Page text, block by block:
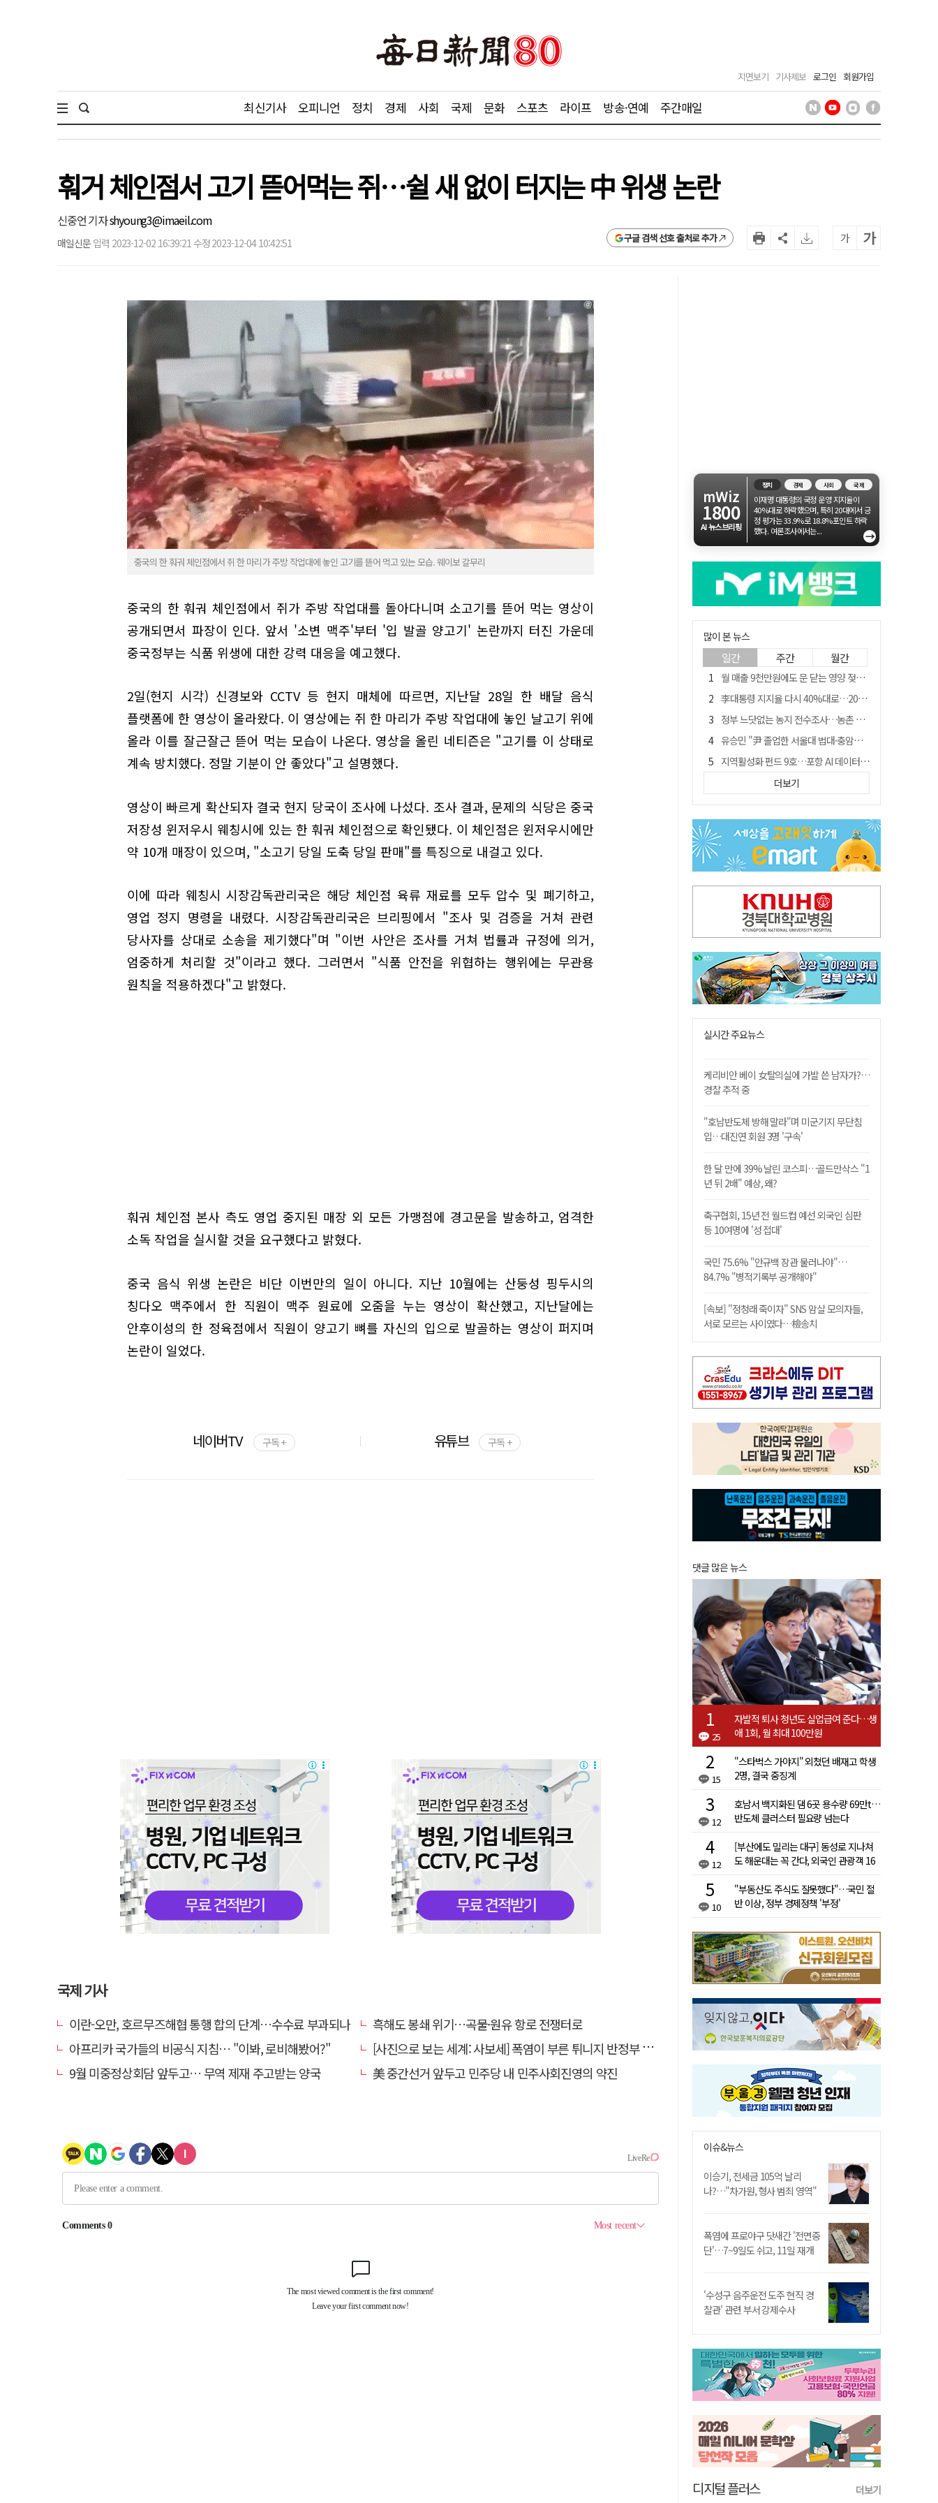
지면보기 기사제보 로그인 회원가입
최신기사 오피니언 정치 경제 사회 국제 문화 스포츠 라이프 방송·연예 주간매일
훠거 체인점서 고기 뜯어먹는 쥐…쉴 새 없이 터지는 中 위생 논란
신중언 기자shyoung3@imaeil.com
매일신문 입력 2023-12-02 16:39:21 수정 2023-12-04 10:42:51 구글 검색 선호 출처로 추가 가 가
중국의 한 훠궈 체인점에서 쥐 한 마리가 주방 작업대에 놓인 고기를 뜯어 먹고 있는 모습. 웨이보 갈무리
중국의 한 훠궈 체인점에서 쥐가 주방 작업대를 돌아다니며 소고기를 뜯어 먹는 영상이
공개되면서 파장이 인다. 앞서 '소변 맥주'부터 '입 발골 양고기' 논란까지 터진 가운데
중국정부는 식품 위생에 대한 강력 대응을 예고했다.
2일(현지 시각) 신경보와 CCTV 등 현지 매체에 따르면, 지난달 28일 한 배달 음식
플랫폼에 한 영상이 올라왔다. 이 영상에는 쥐 한 마리가 주방 작업대에 놓인 날고기 위에
올라 이를 잘근잘근 뜯어 먹는 모습이 나온다. 영상을 올린 네티즌은 "고기를 이 상태로
계속 방치했다. 정말 기분이 안 좋았다"고 설명했다.
영상이 빠르게 확산되자 결국 현지 당국이 조사에 나섰다. 조사 결과, 문제의 식당은 중국
저장성 윈저우시 웨칭시에 있는 한 훠궈 체인점으로 확인됐다. 이 체인점은 윈저우시에만
약 10개 매장이 있으며, "소고기 당일 도축 당일 판매"를 특징으로 내걸고 있다.
이에 따라 웨칭시 시장감독관리국은 해당 체인점 육류 재료를 모두 압수 및 폐기하고,
영업 정지 명령을 내렸다. 시장감독관리국은 브리핑에서 "조사 및 검증을 거쳐 관련
당사자를 상대로 소송을 제기했다"며 "이번 사안은 조사를 거쳐 법률과 규정에 의거,
엄중하게 처리할 것"이라고 했다. 그러면서 "식품 안전을 위협하는 행위에는 무관용
원칙을 적용하겠다"고 밝혔다.
훠궈 체인점 본사 측도 영업 중지된 매장 외 모든 가맹점에 경고문을 발송하고, 엄격한
소독 작업을 실시할 것을 요구했다고 밝혔다.
중국 음식 위생 논란은 비단 이번만의 일이 아니다. 지난 10월에는 산둥성 핑두시의
칭다오 맥주에서 한 직원이 맥주 원료에 오줌을 누는 영상이 확산했고, 지난달에는
안후이성의 한 정육점에서 직원이 양고기 뼈를 자신의 입으로 발골하는 영상이 퍼지며
논란이 일었다.
네이버TV 구독 + 유튜브 구독 +
국제 기사
이란-오만, 호르무즈해협 통행 합의 단계…수수료 부과되나
흑해도 봉쇄 위기…곡물·원유 항로 전쟁터로
아프리카 국가들의 비공식 지침… "이봐, 로비해봤어?"
[사진으로 보는 세계: 사보세] 폭염이 부른 튀니지 반정부 시위
9월 미중정상회담 앞두고… 무역 제재 주고받는 양국
美 중간선거 앞두고 민주당 내 민주사회진영의 약진
mWiz
1800
AI 뉴스브리핑
정치 경제 사회 국제
이재명 대통령의 국정 운영 지지율이
40%대로 하락했으며, 특히 20대에서 긍
정 평가는 33.9%로 18.8%포인트 하락
했다. 여론조사에서는...
→
많이 본 뉴스
일간 주간 월간
월 매출 9천만원에도 문 닫는 영양 젖소농장… "일할 사람이 없어"
李대통령 지지율 다시 40%대로…20대는 18.8%p 급락
정부 느닷없는 농지 전수조사…농촌 들쑤시는 '경자유전'의 칼날
유승민 "尹 졸업한 서울대 법대·충암고도 없애야"…李 육사 통합 직격
지역활성화 펀드 9호…포항 AI 데이터센터에 6천억 투입
국민 51.9% "李 대통령 재판 재개 필요하다"
[농지 전수조사 폐해] 농지값도 흔들리나…"도지 막히면 헐값 매물 나올 수도"
아쉬운 태클
'솔리다임 IPO 추진설' SK하이닉스, 주가 9% 급락
더보기
실시간 주요뉴스
케리비안 베이 女탈의실에 가발 쓴 남자가?…
경찰 추적 중
"호남반도체 방해 말라"며 미군기지 무단침
입…대진연 회원 3명 '구속'
한 달 만에 39% 날린 코스피…골드만삭스 "1
년 뒤 2배" 예상, 왜?
축구협회, 15년 전 월드컵 예선 외국인 심판
등 10여명에 '성 접대'
국민 75.6% "안규백 장관 물러나야"…
84.7% "병적기록부 공개해야"
[속보] "정청래 죽이자" SNS 암살 모의자들,
서로 모르는 사이였다…檢송치
댓글 많은 뉴스
25
자발적 퇴사 청년도 실업급여 준다…생
애 1회, 월 최대 100만원
15
"스타벅스 가야지" 외쳤던 배재고 학생
2명, 결국 중징계
12
호남서 백지화된 댐 6곳 용수량 69만t…
반도체 클러스터 필요량 넘는다
12
[부산에도 밀리는 대구] 동성로 지나쳐
도 해운대는 꼭 간다, 외국인 관광객 16
10
"부동산도 주식도 잘못했다"…국민 절
반 이상, 정부 경제정책 '부정'
이슈&뉴스
이승기, 전세금 105억 날리
나?…"차가원, 형사 범죄 영역"
폭염에 프로야구 닷새간 '전면중
단'…7~9일도 쉬고, 11일 재개
'수성구 음주운전 도주 현직 경
찰관' 관련 부서 강제수사
디지털 플러스 더보기